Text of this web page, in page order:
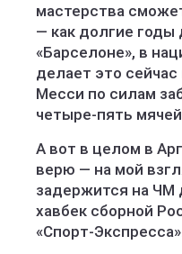
мастерства
— как долгие годы
«Барселоне», в
делает это
Месси по силам
четыре-пять
А вот в целом в
верю — на мой
задержится на ЧМ
хавбек сборной
«Спорт-